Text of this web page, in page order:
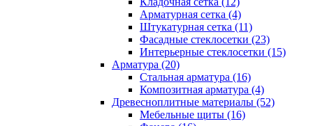
Арматурная сетка (4)
Штукатурная сетка (11)
Фасадные стеклосетки (23)
Интерьерные стеклосетки (15)
Арматура (20)
Стальная арматура (16)
Композитная арматура (4)
Древесноплитные материалы (52)
Мебельные щиты (16)